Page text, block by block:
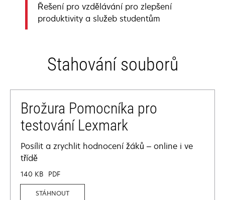
Řešení pro vzdělávání pro zlepšení
produktivity a služeb studentům
Stahování souborů
Brožura Pomocníka pro
testování Lexmark
Posílit a zrychlit hodnocení žáků – online i ve
třídě
140 KB PDF
STÁHNOUT